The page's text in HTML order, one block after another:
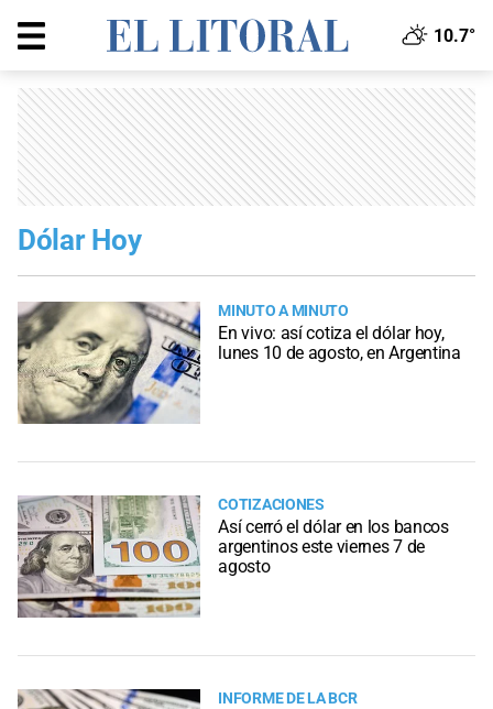
10.7°
Dólar Hoy
MINUTO A MINUTO
En vivo: así cotiza el dólar hoy,
lunes 10 de agosto, en Argentina
COTIZACIONES
Así cerró el dólar en los bancos
argentinos este viernes 7 de
agosto
INFORME DE LA BCR